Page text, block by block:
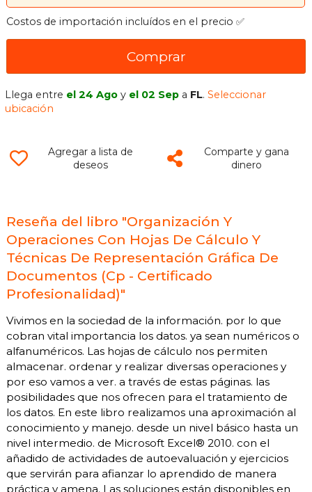
Costos de importación incluídos en el precio ✅
Comprar
Llega entre el 24 Ago y el 02 Sep a FL.Seleccionar
ubicación
Agregar a lista de
deseos
Comparte y gana
dinero
Reseña del libro "Organización Y
Operaciones Con Hojas De Cálculo Y
Técnicas De Representación Gráfica De
Documentos (Cp - Certificado
Profesionalidad)"
Vivimos en la sociedad de la información. por lo que
cobran vital importancia los datos. ya sean numéricos o
alfanuméricos. Las hojas de cálculo nos permiten
almacenar. ordenar y realizar diversas operaciones y
por eso vamos a ver. a través de estas páginas. las
posibilidades que nos ofrecen para el tratamiento de
los datos. En este libro realizamos una aproximación al
conocimiento y manejo. desde un nivel básico hasta un
nivel intermedio. de Microsoft Excel® 2010. con el
añadido de actividades de autoevaluación y ejercicios
que servirán para afianzar lo aprendido de manera
práctica y amena. Las soluciones están disponibles en